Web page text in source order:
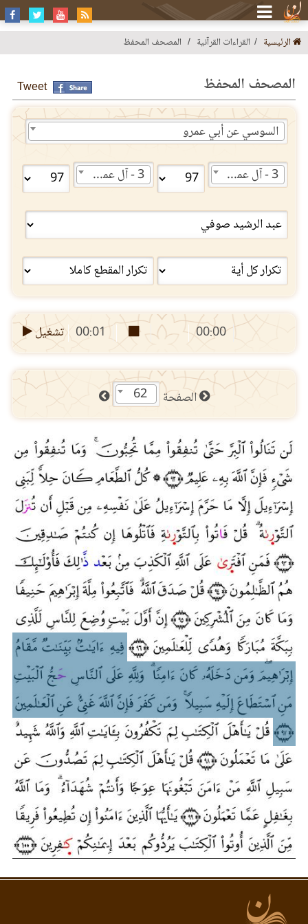
الرئيسية القراءات القرآنية المصحف المحفظ
المصحف المحفظ Tweet
السوسي عن أبي عمرو
3 - آل عمران 3 - آل عمران
00:00
00:01 تشغيل
الصفحة 62